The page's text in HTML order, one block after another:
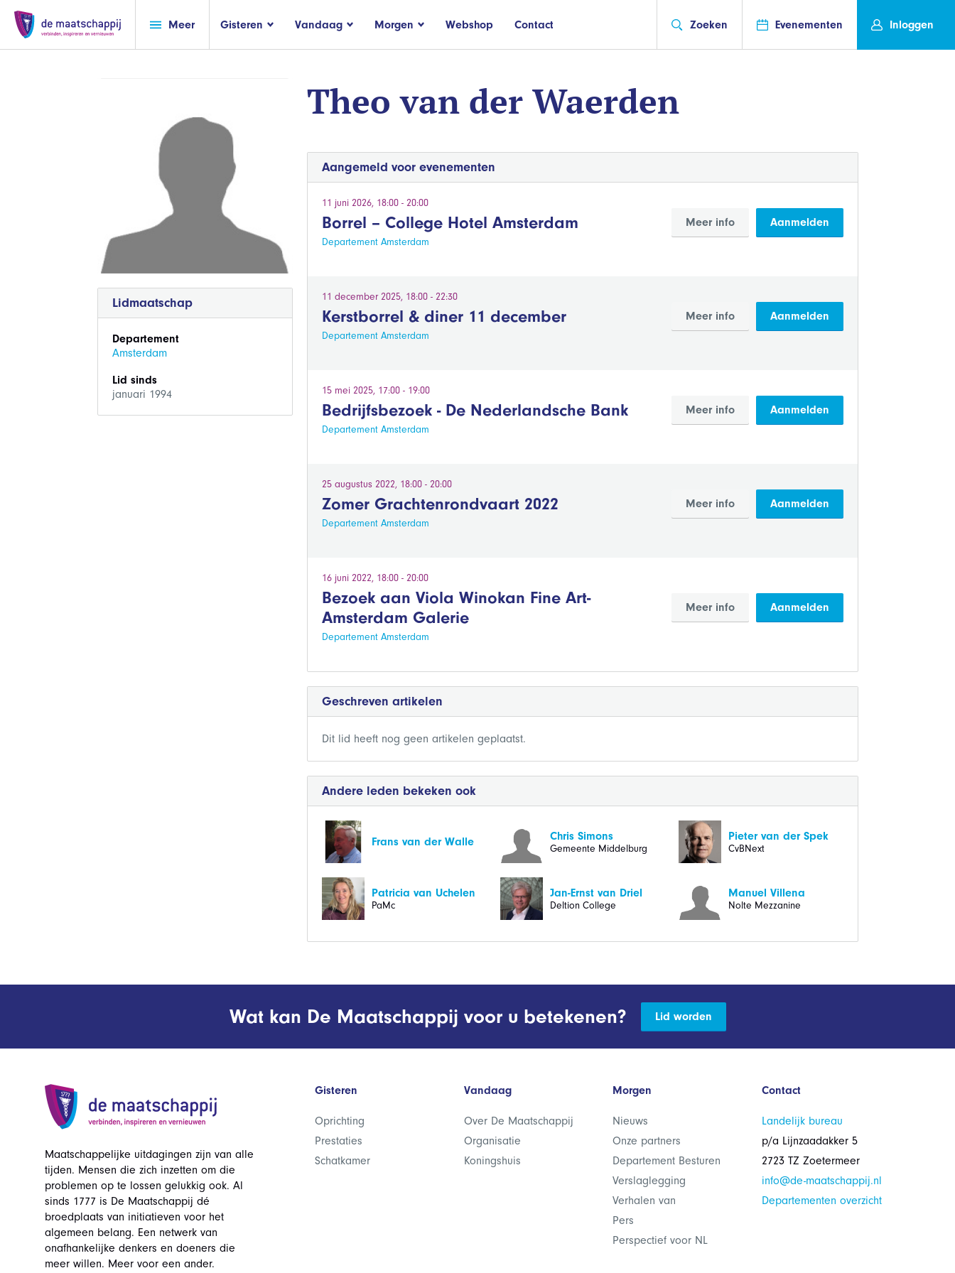
Meer Gisteren Vandaag Morgen Webshop Contact Zoeken Evenementen Inloggen
Lidmaatschap
Departement
Amsterdam
Lid sinds
januari 1994
Theo van der Waerden
Aangemeld voor evenementen
11 juni 2026, 18:00 - 20:00
Borrel – College Hotel Amsterdam
Departement Amsterdam
Meer info Aanmelden
11 december 2025, 18:00 - 22:30
Kerstborrel & diner 11 december
Departement Amsterdam
Meer info Aanmelden
15 mei 2025, 17:00 - 19:00
Bedrijfsbezoek - De Nederlandsche Bank
Departement Amsterdam
Meer info Aanmelden
25 augustus 2022, 18:00 - 20:00
Zomer Grachtenrondvaart 2022
Departement Amsterdam
Meer info Aanmelden
16 juni 2022, 18:00 - 20:00
Bezoek aan Viola Winokan Fine Art-
Amsterdam Galerie
Departement Amsterdam
Meer info Aanmelden
Geschreven artikelen
Dit lid heeft nog geen artikelen geplaatst.
Andere leden bekeken ook
Frans van der Walle Chris Simons
Gemeente Middelburg
Pieter van der Spek
CvBNext
Patricia van Uchelen
PaMc
Jan-Ernst van Driel
Deltion College
Manuel Villena
Nolte Mezzanine
Wat kan De Maatschappij voor u betekenen? Lid worden
Maatschappelijke uitdagingen zijn van alle
tijden. Mensen die zich inzetten om die
problemen op te lossen gelukkig ook. Al
sinds 1777 is De Maatschappij dé
broedplaats van initiatieven voor het
algemeen belang. Een netwerk van
onafhankelijke denkers en doeners die
meer willen. Meer voor een ander.
Gisteren
Oprichting
Prestaties
Schatkamer
Vandaag
Over De Maatschappij
Organisatie
Koningshuis
Morgen
Nieuws
Onze partners
Departement Besturen
Verslaglegging
Verhalen van
Pers
Perspectief voor NL
Contact
Landelijk bureau
p/a Lijnzaadakker 5
2723 TZ Zoetermeer
info@de-maatschappij.nl
Departementen overzicht